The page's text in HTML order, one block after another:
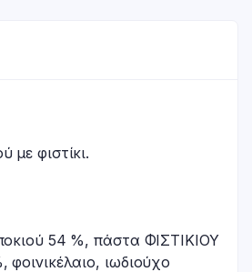
με φιστίκι.
54 %, πάστα ΦΙΣΤΙΚΙΟΥ
ιωδιούχο